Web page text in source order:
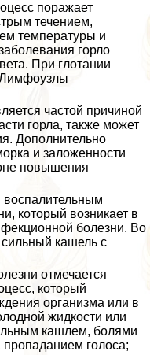
поражает
течением,
температуры и
горло
При глотании
частой причиной
горла, также может
Дополнительно
и заложенности
повышения
воспалительным
который возникает в
болезни. Во
сильный кашель с
отмечается
который
организма или в
жидкости или
кашлем, болями
пропаданием голоса;